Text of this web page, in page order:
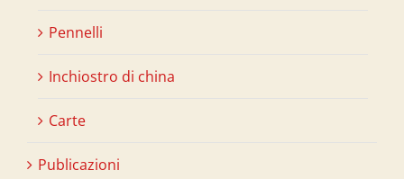
Pennelli
Inchiostro di china
Carte
Publicazioni